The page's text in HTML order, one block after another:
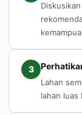
3
Lahan
lahan